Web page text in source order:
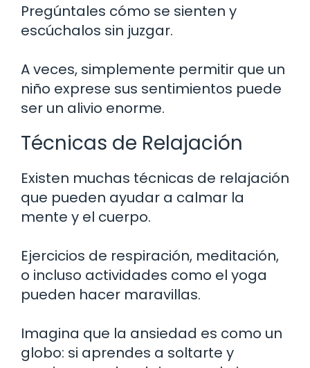
Pregúntales cómo se sienten y
escúchalos sin juzgar.
A veces, simplemente permitir que un
niño exprese sus sentimientos puede
ser un alivio enorme.
Técnicas de Relajación
Existen muchas técnicas de relajación
que pueden ayudar a calmar la
mente y el cuerpo.
Ejercicios de respiración, meditación,
o incluso actividades como el yoga
pueden hacer maravillas.
Imagina que la ansiedad es como un
globo: si aprendes a soltarte y